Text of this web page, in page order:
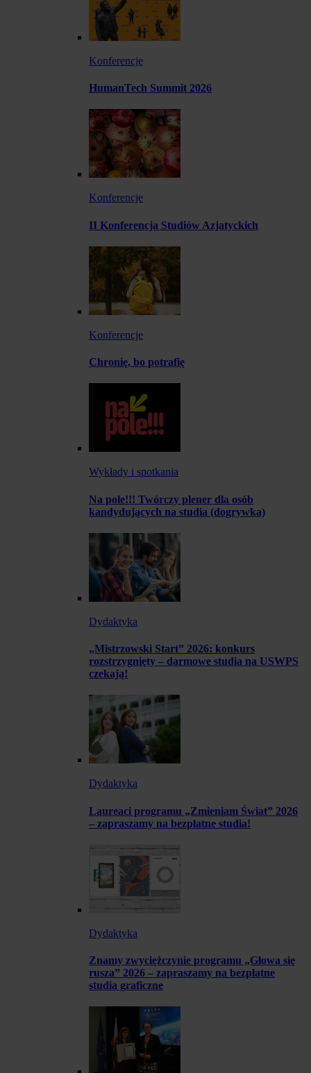
Konferencje
HumanTech Summit 2026
Konferencje
II Konferencja Studiów Azjatyckich
Konferencje
Chronię, bo potrafię
Wykłady i spotkania
Na pole!!! Twórczy plener dla osób
kandydujących na studia (dogrywka)
Dydaktyka
„Mistrzowski Start” 2026: konkurs
rozstrzygnięty – darmowe studia na USWPS
czekają!
Dydaktyka
Laureaci programu „Zmieniam Świat” 2026
– zapraszamy na bezpłatne studia!
Dydaktyka
Znamy zwyciężczynie programu „Głowa się
rusza” 2026 – zapraszamy na bezpłatne
studia graficzne